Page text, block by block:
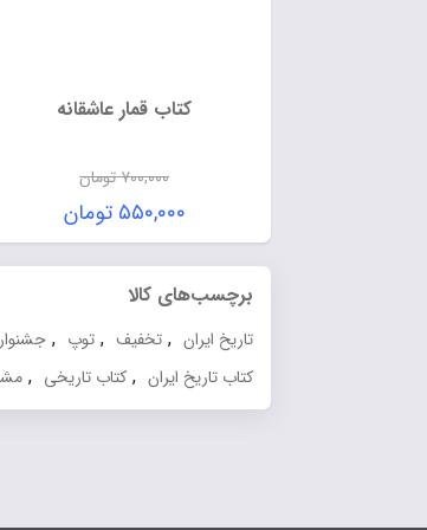
کتاب قمار عاشقانه
۷۰۰,۰۰۰تومان
۵۵۰,۰۰۰ تومان
برچسب‌های کالا
تاریخ ایران , تخفیف , توپ ,
کتاب تاریخ ایران , کتاب تاریخی ,